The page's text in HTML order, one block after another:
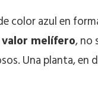
color azul en
melífero, no
Una planta, en